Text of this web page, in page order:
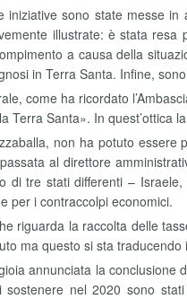
iniziative sono state messe
illustrate: è stata
a causa della
in Terra Santa. Infine,
come ha ricordato
Terra Santa». In quest’ottica
non ha potuto
al direttore
di tre stati differenti –
per i contraccolpi economici.
riguarda la raccolta delle
ma questo si sta
annunciata la
nel 2020 sono